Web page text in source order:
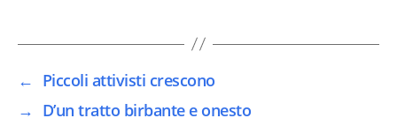
← Piccoli attivisti crescono
→ D’un tratto birbante e onesto